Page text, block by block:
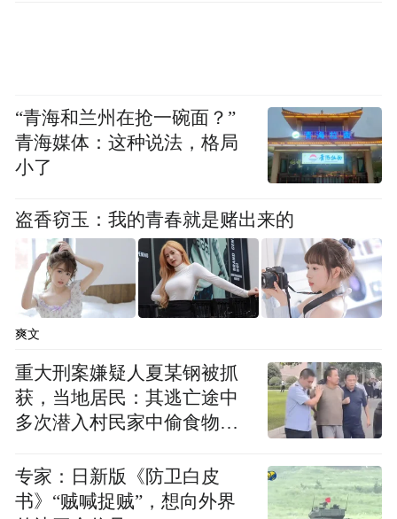
“青海和兰州在抢一碗面？”
青海媒体：这种说法，格局
小了
盗香窃玉：我的青春就是赌出来的
爽文
重大刑案嫌疑人夏某钢被抓
获，当地居民：其逃亡途中
多次潜入村民家中偷食物被
专家：日新版《防卫白皮
书》“贼喊捉贼”，想向外界